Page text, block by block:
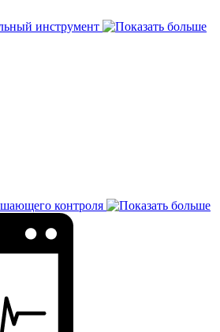
инструмент
контроля